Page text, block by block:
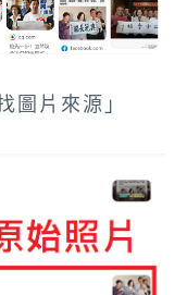
圖片來源」